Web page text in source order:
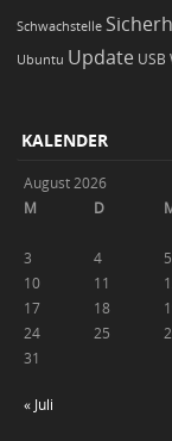
Schwachstelle
Ubuntu Update USB
KALENDER
August 2026
M
D
3
4 5
10
11
17
18
24
25
31
« Juli